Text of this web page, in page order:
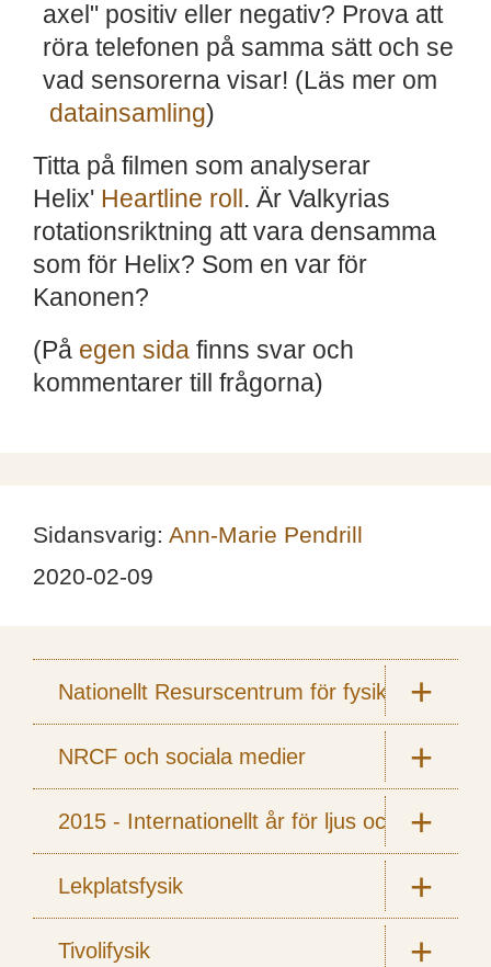
axel" positiv eller negativ? Prova att
röra telefonen på samma sätt och se
vad sensorerna visar! (Läs mer om
datainsamling)
Titta på filmen som analyserar
Helix' Heartline roll . Är Valkyrias
rotationsriktning att vara densamma
som för Helix? Som en var för
Kanonen?
(På egen sida finns svar och
kommentarer till frågorna)
Sidansvarig: Ann-Marie Pendrill
2020-02-09
Nationellt Resurscentrum för fysik
NRCF och sociala medier
2015 - Internationellt år för ljus och
Lekplatsfysik
Tivolifysik